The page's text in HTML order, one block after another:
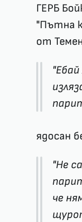
ГЕРБ
"Пътна
от
ядосан
"Не
че